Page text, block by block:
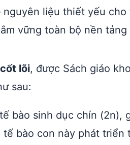
liệu thiết yếu cho
vững toàn bộ nền
lõi, được Sách giáo
sau:
bào sinh dục chín (2n),
tế bào con này phát